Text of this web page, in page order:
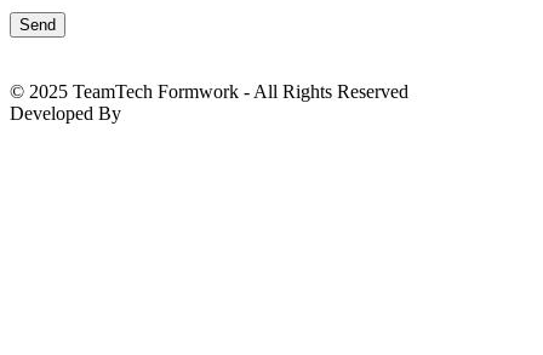
© 2025 TeamTech Formwork - All Rights Reserved
Developed By